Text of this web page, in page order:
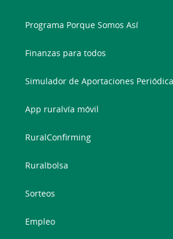
Programa Porque Somos Así
Finanzas para todos
Simulador de Aportaciones
App ruralvía móvil
RuralConfirming
Ruralbolsa
Sorteos
Empleo